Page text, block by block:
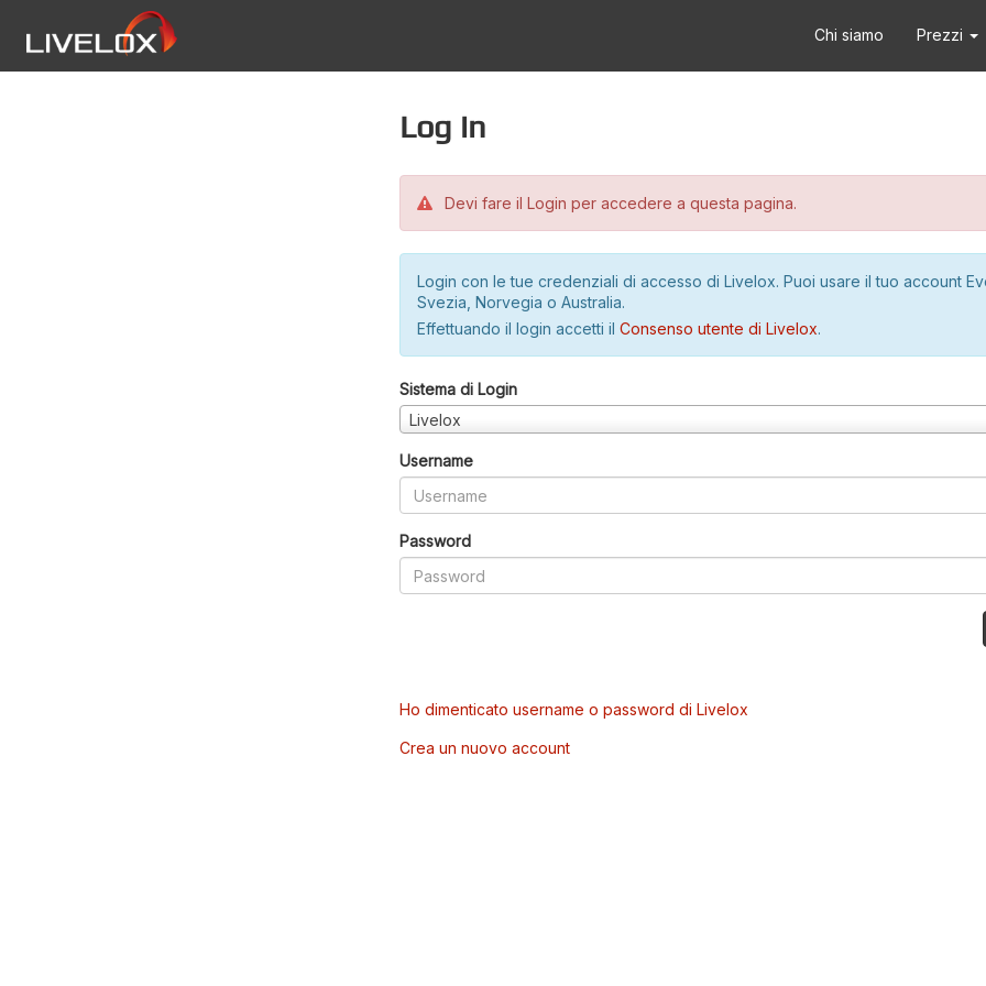
Chi siamo Prezzi
Log in
Devi fare il Login per accedere a questa pagina.
Login con le tue credenziali di accesso di Livelox. Puoi usare il tuo account
Svezia, Norvegia o Australia.
Effettuando il login accetti il Consenso utente di Livelox.
Sistema di Login
Livelox
Username
Password
Ho dimenticato username o password di Livelox
Crea un nuovo account